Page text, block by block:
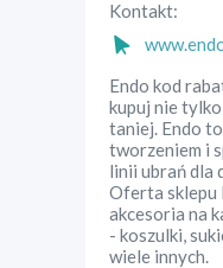
Kontakt:
Endo kod
kupuj nie
taniej. Endo
tworzeniem i
linii ubrań dla
Oferta sklepu
akcesoria na
- koszulki,
wiele innych.